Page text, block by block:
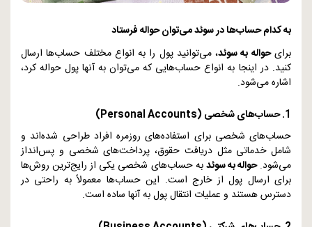
به کدام حساب‌ها در سوئد می‌توان حواله فرستاد
برایحواله به سوئد، می‌توانید پول را به انواع مختلف حساب‌ها ارسال
کنید. در اینجا به انواع حساب‌هایی که می‌توان به آنها پول حواله کرد،
اشاره می‌شود.
1. حساب‌های شخصی (
Personal Accounts
)
حساب‌های شخصی برای استفاده‌های روزمره افراد طراحی شده‌اند و
شامل خدماتی مثل دریافت حقوق، پرداخت‌های شخصی و پس‌انداز
می‌شود.حواله به سوئدبه حساب‌های شخصی یکی از رایج‌ترین روش‌ها
برای ارسال پول از خارج است. این حساب‌ها معمولاً به راحتی در
دسترس هستند و عملیات انتقال پول به آنها ساده است.